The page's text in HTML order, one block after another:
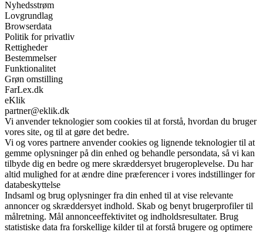
Nyhedsstrøm
Lovgrundlag
Browserdata
Politik for privatliv
Rettigheder
Bestemmelser
Funktionalitet
Grøn omstilling
FarLex.dk
eKlik
partner@eklik.dk
Vi anvender teknologier som cookies til at forstå, hvordan du bruger
vores site, og til at gøre det bedre.
Vi og vores partnere anvender cookies og lignende teknologier til at
gemme oplysninger på din enhed og behandle persondata, så vi kan
tilbyde dig en bedre og mere skræddersyet brugeroplevelse. Du har
altid mulighed for at ændre dine præferencer i vores indstillinger for
databeskyttelse
Indsaml og brug oplysninger fra din enhed til at vise relevante
annoncer og skræddersyet indhold. Skab og benyt brugerprofiler til
målretning. Mål annonceeffektivitet og indholdsresultater. Brug
statistiske data fra forskellige kilder til at forstå brugere og optimere